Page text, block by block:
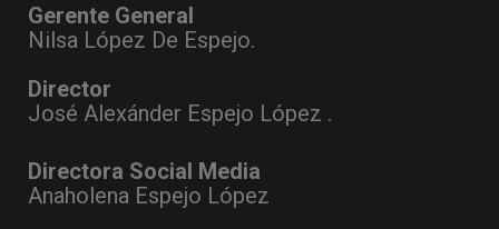
Gerente General
Nilsa López De Espejo.
Director
José Alexánder Espejo López .
Directora Social Media
Anaholena Espejo López